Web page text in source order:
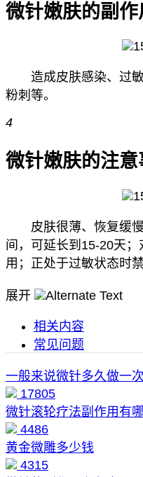
微针嫩肤的副作
造成皮肤感染、过
粉刺等。
4
微针嫩肤的注意
皮肤很薄、恢复缓
间，可延长到15-20天
用；正处于过敏状态时禁
展开
相关内容
常见问题
一般来说微针多久做一
17805
微针滚轮疗法副作用有
4486
黄金微雕多少钱
4315